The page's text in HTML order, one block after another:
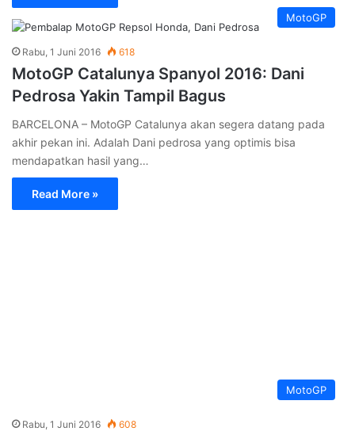
MotoGP
Rabu, 1 Juni 2016 618
MotoGP Catalunya Spanyol 2016: Dani
Pedrosa Yakin Tampil Bagus
BARCELONA – MotoGP Catalunya akan segera datang pada
akhir pekan ini. Adalah Dani pedrosa yang optimis bisa
mendapatkan hasil yang…
Read More »
MotoGP
Rabu, 1 Juni 2016 608